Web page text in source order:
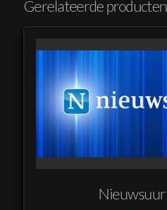
Gerelateerde producten
Nieuwsuur